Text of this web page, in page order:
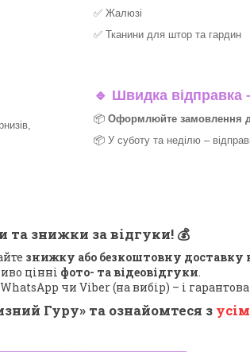
✅ Жалюзі
✅ Тканини для штор та гардин
🔹 Швидка відправка
📦 Оформлюйте замовлення
📦 У суботу та неділю –
та знижки за відгуки! 💰
знижку або безкоштовну доставку
цінні фото- та відеовідгуки.
чи Viber (на вибір) – і
Гуру» та ознайомтеся з